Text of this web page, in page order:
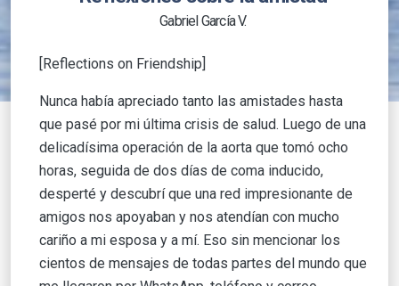
Gabriel García V.
[Reflections on Friendship]
Nunca había apreciado tanto las amistades hasta
que pasé por mi última crisis de salud. Luego de una
delicadísima operación de la aorta que tomó ocho
horas, seguida de dos días de coma inducido,
desperté y descubrí que una red impresionante de
amigos nos apoyaban y nos atendían con mucho
cariño a mi esposa y a mí. Eso sin mencionar los
cientos de mensajes de todas partes del mundo que